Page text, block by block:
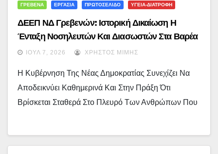
ΓΡΕΒΕΝΑ ΕΡΓΑΣΙΑ ΠΡΩΤΟΣΕΛΙΔΟ ΥΓΕΙΑ-ΔΙΑΤΡΟΦΗ
ΔΕΕΠ ΝΔ Γρεβενών: Ιστορική Δικαίωση Η
Ένταξη Νοσηλευτών Και Διασωστών Στα Βαρέα
Και Ανθυγιεινά
ΙΟΎΛ 7, 2026 ΧΡΉΣΤΟΣ ΜΊΜΗΣ
Η Κυβέρνηση Της Νέας Δημοκρατίας Συνεχίζει Να
Αποδεικνύει Καθημερινά Και Στην Πράξη Ότι
Βρίσκεται Σταθερά Στο Πλευρό Των Ανθρώπων Που